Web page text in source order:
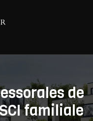
de
familiale